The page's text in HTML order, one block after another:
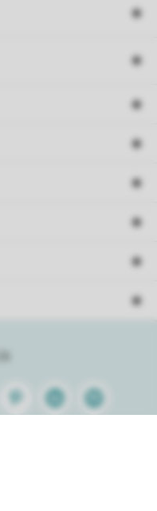
PinterestLinkedinSpotify